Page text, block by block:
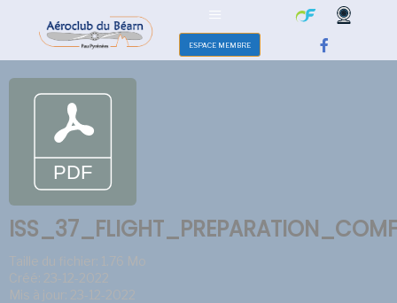
ESPACE MEMBRE
Taille du fichier: 1.76 Mo
Créé: 23-12-2022
Mis à jour: 23-12-2022